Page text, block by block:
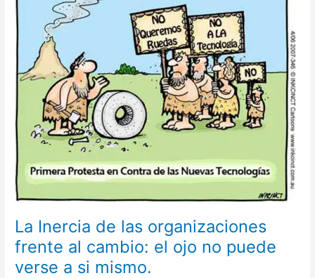
La Inercia de las organizaciones
frente al cambio: el ojo no puede
verse a si mismo.
de
las
organizaciones
frente
al
cambio:
el
ojo
no
verse
a
si
mismo.